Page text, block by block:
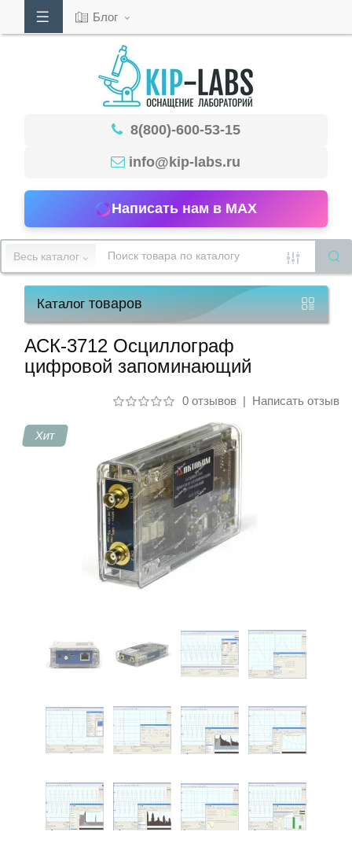
53-
15
работы
Блог
8(800)-600-53-15
info@kip-labs.ru
Написать нам в MAX
Весь каталог
Каталогтоваров
АСК-3712 Осциллограф
цифровой запоминающий
0 отзывов| Написать отзыв
Хит